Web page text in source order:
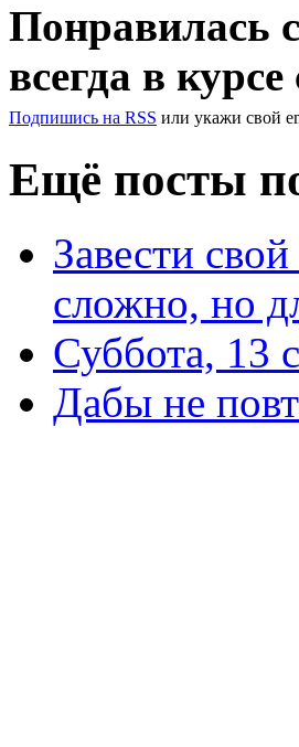
Понравилась
всегда в
Подпишись на RSS или укажи свой
Ещё посты
Завести
сложно, но
Суббота, 13
Дабы не